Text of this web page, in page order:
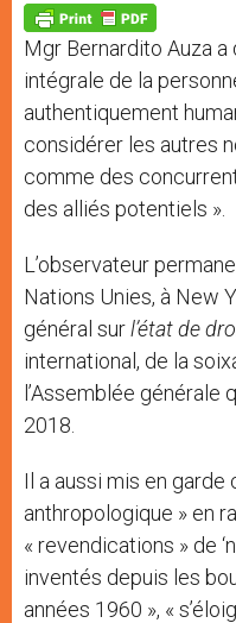
p
p
g
e
r
o
k
Mgr Bernardito Auza a
intégrale de la
authentiquement
considérer les autres
comme des
des alliés potentiels ».
L’observateur
Nations Unies, à New
général surl’état de
international, de la
l’Assemblée générale
2018.
Il a aussi mis en
anthropologique » en
« revendications » de
inventés depuis les
années 1960 », «